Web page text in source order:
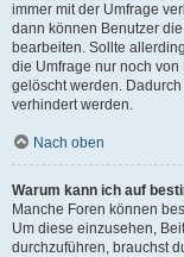
immer mit der Umfrage
dann können Benutzer
bearbeiten. Sollte
die Umfrage nur noch
gelöscht werden.
verhindert werden.
Nach oben
Warum kann ich auf
Manche Foren können
Um diese einzusehen,
durchzuführen, brauchst